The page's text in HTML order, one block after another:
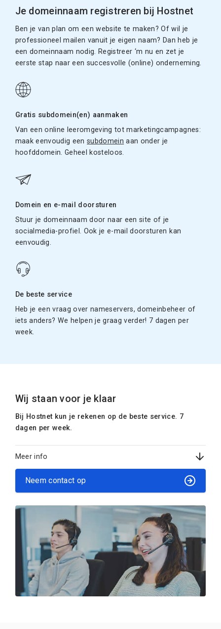
Je domeinnaam registreren bij Hostnet
Ben je van plan om een website te maken? Of wil je
professioneel mailen vanuit je eigen naam? Dan heb je
een domeinnaam nodig. Registreer ‘m nu en zet je
eerste stap naar een succesvolle (online) onderneming.
Gratis subdomein(en) aanmaken
Van een online leeromgeving tot marketingcampagnes:
maak eenvoudig eensubdomein aan onder je
hoofddomein. Geheel kosteloos.
Domein en e-mail doorsturen
Stuur je domeinnaam door naar een site of je
socialmedia-profiel. Ook je e-mail doorsturen kan
eenvoudig.
De beste service
Heb je een vraag over nameservers, domeinbeheer of
iets anders? We helpen je graag verder! 7 dagen per
week.
Wij staan voor je klaar
Bij Hostnet kun je rekenen op de beste service. 7
dagen per week.
Meer info
Neem contact op